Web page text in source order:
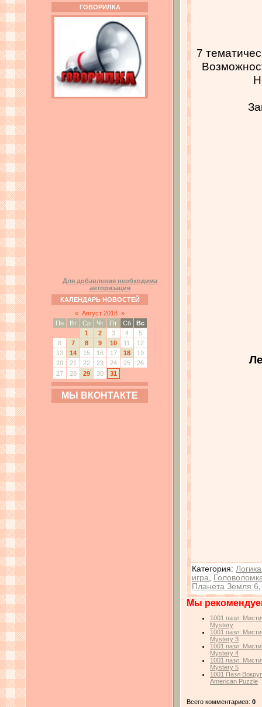
ГОВОРИЛКА
Для добавления необходима
авторизация
КАЛЕНДАРЬ НОВОСТЕЙ
« Август 2018 »
Пн
Вт Ср Чт Пт Сб
Вс
1
2 3 4
5
6
7 8 9 10 11
12
13
14 15 16 17 18
19
20
21 22 23 24 25
26
27
28 29 30 31
МЫ ВКОНТАКТЕ
7
Категория:
игра
Планета Земля 6
Мы
1001 пазл:
Mystery
1001 пазл:
Mystery 3
1001 пазл:
Mystery 4
1001 пазл:
Mystery 5
1001 Пазл
American Puzzle
Всего комментариев: 0